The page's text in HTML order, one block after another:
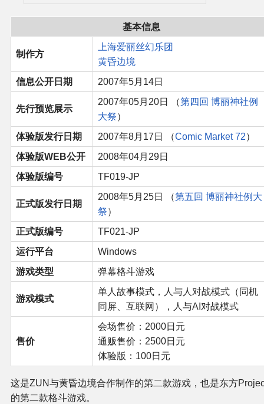
基本信息
制作方
上海爱丽丝幻乐团
黄昏边境
信息公开日期
2007年5月14日
先行预览展示
2007年05月20日 （第四回 博丽神社例
大祭）
体验版发行日期
2007年8月17日 （Comic Market 72）
体验版WEB公开
2008年04月29日
体验版编号
TF019-JP
正式版发行日期
2008年5月25日 （第五回 博丽神社例大
祭）
正式版编号
TF021-JP
运行平台
Windows
游戏类型
弹幕格斗游戏
游戏模式
单人故事模式，人与人对战模式（同机
同屏、互联网），人与AI对战模式
售价
会场售价：2000日元
通贩售价：2500日元
体验版：100日元
这是ZUN与黄昏边境合作制作的第二款游戏，也是东方
的第二款格斗游戏。
THB相关项目
THB策划
THB衍生
THB媒体
THB协力
其他
关于THBWiki
捐款支持